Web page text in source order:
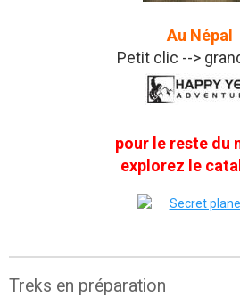
Au Népal
Petit clic -->
pour le reste du
explorez le
Treks en préparation